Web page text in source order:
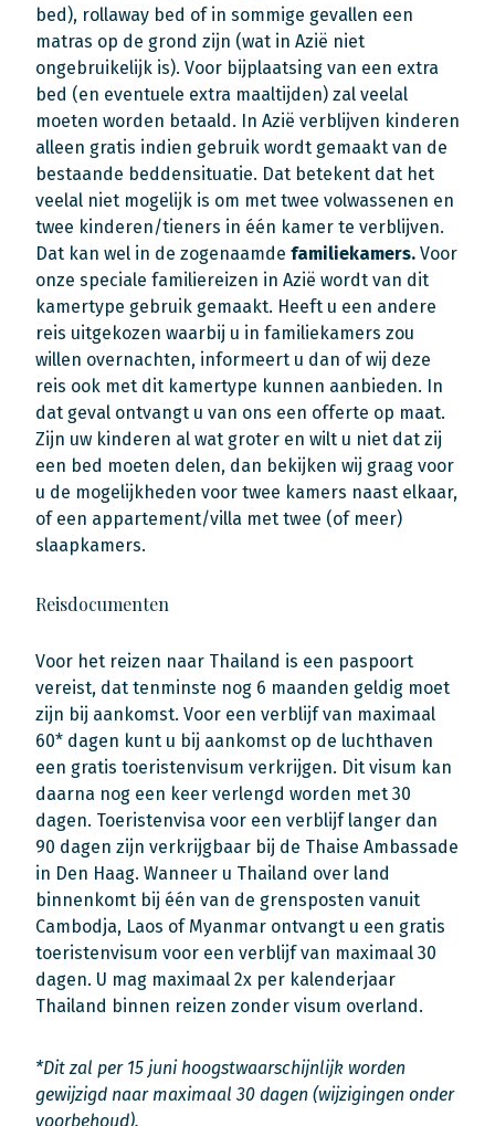
bed), rollaway bed of in sommige gevallen een
matras op de grond zijn (wat in Azië niet
ongebruikelijk is). Voor bijplaatsing van een extra
bed (en eventuele extra maaltijden) zal veelal
moeten worden betaald. In Azië verblijven kinderen
alleen gratis indien gebruik wordt gemaakt van de
bestaande beddensituatie. Dat betekent dat het
veelal niet mogelijk is om met twee volwassenen en
twee kinderen/tieners in één kamer te verblijven.
Dat kan wel in de zogenaamde familiekamers. Voor
onze speciale familiereizen in Azië wordt van dit
kamertype gebruik gemaakt. Heeft u een andere
reis uitgekozen waarbij u in familiekamers zou
willen overnachten, informeert u dan of wij deze
reis ook met dit kamertype kunnen aanbieden. In
dat geval ontvangt u van ons een offerte op maat.
Zijn uw kinderen al wat groter en wilt u niet dat zij
een bed moeten delen, dan bekijken wij graag voor
u de mogelijkheden voor twee kamers naast elkaar,
of een appartement/villa met twee (of meer)
slaapkamers.
Reisdocumenten
Voor het reizen naar Thailand is een paspoort
vereist, dat tenminste nog 6 maanden geldig moet
zijn bij aankomst. Voor een verblijf van maximaal
60* dagen kunt u bij aankomst op de luchthaven
een gratis toeristenvisum verkrijgen. Dit visum kan
daarna nog een keer verlengd worden met 30
dagen. Toeristenvisa voor een verblijf langer dan
90 dagen zijn verkrijgbaar bij de Thaise Ambassade
in Den Haag. Wanneer u Thailand over land
binnenkomt bij één van de grensposten vanuit
Cambodja, Laos of Myanmar ontvangt u een gratis
toeristenvisum voor een verblijf van maximaal 30
dagen. U mag maximaal 2x per kalenderjaar
Thailand binnen reizen zonder visum overland.
*Dit zal per 15 juni hoogstwaarschijnlijk worden
gewijzigd naar maximaal 30 dagen (wijzigingen onder
voorbehoud).